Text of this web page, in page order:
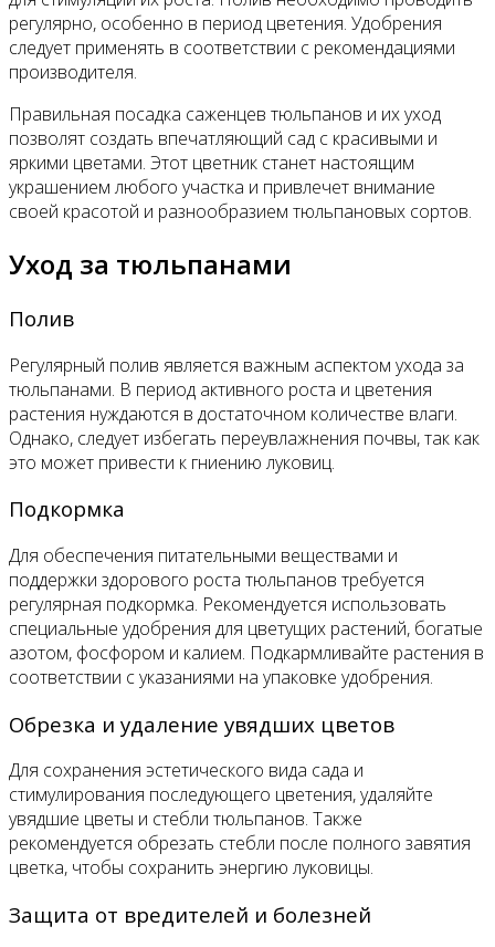
регулярно, особенно в период цветения. Удобрения
следует применять в соответствии с рекомендациями
производителя.
Правильная посадка саженцев тюльпанов и их уход
позволят создать впечатляющий сад с красивыми и
яркими цветами. Этот цветник станет настоящим
украшением любого участка и привлечет внимание
своей красотой и разнообразием тюльпановых сортов.
Уход за тюльпанами
Полив
Регулярный полив является важным аспектом ухода за
тюльпанами. В период активного роста и цветения
растения нуждаются в достаточном количестве влаги.
Однако, следует избегать переувлажнения почвы, так как
это может привести к гниению луковиц.
Подкормка
Для обеспечения питательными веществами и
поддержки здорового роста тюльпанов требуется
регулярная подкормка. Рекомендуется использовать
специальные удобрения для цветущих растений, богатые
азотом, фосфором и калием. Подкармливайте растения в
соответствии с указаниями на упаковке удобрения.
Обрезка и удаление увядших цветов
Для сохранения эстетического вида сада и
стимулирования последующего цветения, удаляйте
увядшие цветы и стебли тюльпанов. Также
рекомендуется обрезать стебли после полного завятия
цветка, чтобы сохранить энергию луковицы.
Защита от вредителей и болезней